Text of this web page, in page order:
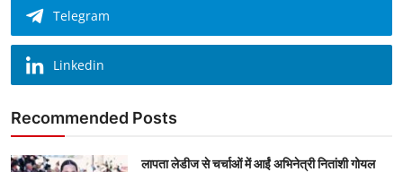
Telegram
Linkedin
Recommended Posts
लापता लेडीज से चर्चाओं में आईं अभिनेत्री नितांशी गोयल